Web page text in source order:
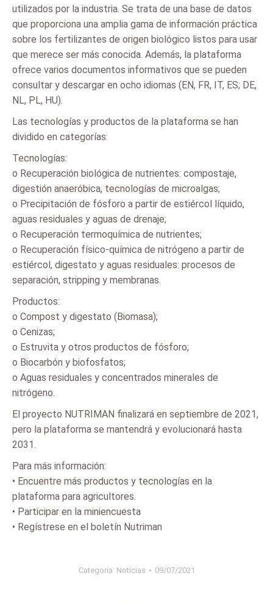
utilizados por la industria. Se trata de una base de datos
que proporciona una amplia gama de información práctica
sobre los fertilizantes de origen biológico listos para usar
que merece ser más conocida. Además, la plataforma
ofrece varios documentos informativos que se pueden
consultar y descargar en ocho idiomas (EN, FR, IT, ES; DE,
NL, PL, HU).
Las tecnologías y productos de la plataforma se han
dividido en categorías:
Tecnologías:
o Recuperación biológica de nutrientes: compostaje,
digestión anaeróbica, tecnologías de microalgas;
o Precipitación de fósforo a partir de estiércol líquido,
aguas residuales y aguas de drenaje;
o Recuperación termoquímica de nutrientes;
o Recuperación físico-química de nitrógeno a partir de
estiércol, digestato y aguas residuales: procesos de
separación, stripping y membranas.
Productos:
o Compost y digestato (Biomasa);
o Cenizas;
o Estruvita y otros productos de fósforo;
o Biocarbón y biofosfatos;
o Aguas residuales y concentrados minerales de
nitrógeno.
El proyecto NUTRIMAN finalizará en septiembre de 2021,
pero la plataforma se mantendrá y evolucionará hasta
2031.
Para más información:
• Encuentre más productos y tecnologías en la
plataforma para agricultores.
• Participar en la miniencuesta
• Regístrese en el boletín Nutriman
Categoria: Noticias 09/07/2021